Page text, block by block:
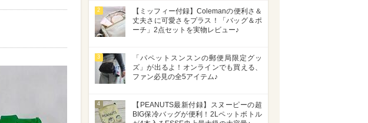
2
【ミッフィー付録】Colemanの便利さ＆
丈夫さに可愛さをプラス！「バッグ＆ポ
ーチ」2点セットを実物レビュー♪
3
「パペットスンスンの郵便局限定グッ
ズ」が出るよ！オンラインでも買える、
ファン必見の全5アイテム♪
4
【PEANUTS最新付録】スヌーピーの超
BIG保冷バッグが便利！2Lペットボトル